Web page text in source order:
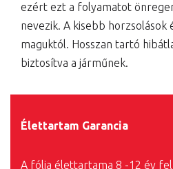
ezért ezt a folyamatot
nevezik. A kisebb horzsolások
maguktól. Hosszan tartó
biztosítva a járműnek.
Élettartam Garancia
A fólia élettartama 8 -12 év